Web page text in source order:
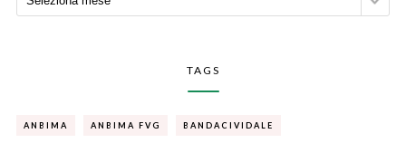
TAGS
ANBIMA ANBIMA FVG BANDACIVIDALE